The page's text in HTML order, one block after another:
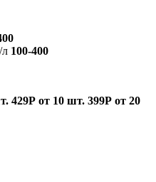
л 100-400
429Р от 10 шт. 399Р от 20